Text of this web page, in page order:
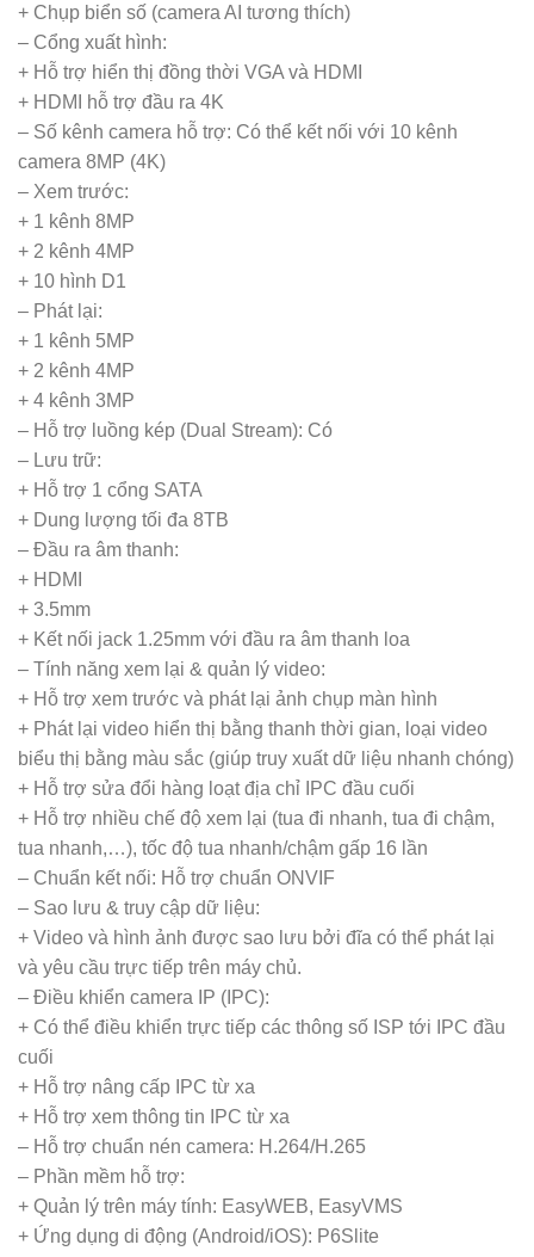
+ Chụp biển số (camera AI tương thích)
– Cổng xuất hình:
+ Hỗ trợ hiển thị đồng thời VGA và HDMI
+ HDMI hỗ trợ đầu ra 4K
– Số kênh camera hỗ trợ: Có thể kết nối với 10 kênh
camera 8MP (4K)
– Xem trước:
+ 1 kênh 8MP
+ 2 kênh 4MP
+ 10 hình D1
– Phát lại:
+ 1 kênh 5MP
+ 2 kênh 4MP
+ 4 kênh 3MP
– Hỗ trợ luồng kép (Dual Stream): Có
– Lưu trữ:
+ Hỗ trợ 1 cổng SATA
+ Dung lượng tối đa 8TB
– Đầu ra âm thanh:
+ HDMI
+ 3.5mm
+ Kết nối jack 1.25mm với đầu ra âm thanh loa
– Tính năng xem lại & quản lý video:
+ Hỗ trợ xem trước và phát lại ảnh chụp màn hình
+ Phát lại video hiển thị bằng thanh thời gian, loại video
biểu thị bằng màu sắc (giúp truy xuất dữ liệu nhanh chóng)
+ Hỗ trợ sửa đổi hàng loạt địa chỉ IPC đầu cuối
+ Hỗ trợ nhiều chế độ xem lại (tua đi nhanh, tua đi chậm,
tua nhanh,…), tốc độ tua nhanh/chậm gấp 16 lần
– Chuẩn kết nối: Hỗ trợ chuẩn ONVIF
– Sao lưu & truy cập dữ liệu:
+ Video và hình ảnh được sao lưu bởi đĩa có thể phát lại
và yêu cầu trực tiếp trên máy chủ.
– Điều khiển camera IP (IPC):
+ Có thể điều khiển trực tiếp các thông số ISP tới IPC đầu
cuối
+ Hỗ trợ nâng cấp IPC từ xa
+ Hỗ trợ xem thông tin IPC từ xa
– Hỗ trợ chuẩn nén camera: H.264/H.265
– Phần mềm hỗ trợ:
+ Quản lý trên máy tính: EasyWEB, EasyVMS
+ Ứng dụng di động (Android/iOS): P6Slite